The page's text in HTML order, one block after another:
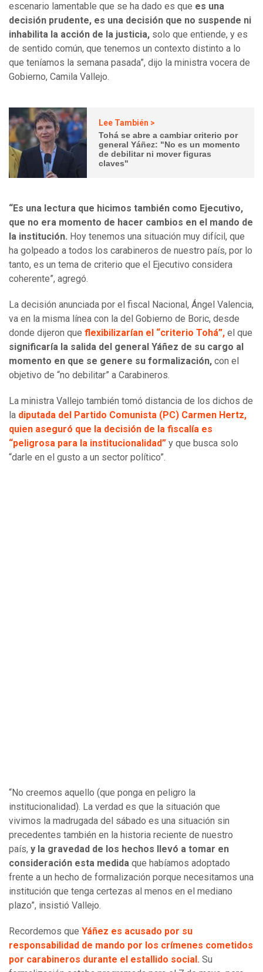
escenario lamentable que se ha dado es que es una
decisión prudente, es una decisión que no suspende ni
inhabilita la acción de la justicia, solo que entiende, y es
de sentido común, que tenemos un contexto distinto a lo
que teníamos la semana pasada”, dijo la ministra vocera de
Gobierno, Camila Vallejo.
Lee También >
Tohá se abre a cambiar criterio por
general Yáñez: "No es un momento
de debilitar ni mover figuras
claves"
“Es una lectura que hicimos también como Ejecutivo,
que no era momento de hacer cambios en el mando de
la institución. Hoy tenemos una situación muy difícil, que
ha golpeado a todos los carabineros de nuestro país, por lo
tanto, es un tema de criterio que el Ejecutivo considera
coherente”, agregó.
La decisión anunciada por el fiscal Nacional, Ángel Valencia,
va en la misma línea con la del Gobierno de Boric, desde
donde dijeron que flexibilizarían el “criterio Tohá”, el que
significaría la salida del general Yáñez de su cargo al
momento en que se genere su formalización, con el
objetivo de “no debilitar” a Carabineros.
La ministra Vallejo también tomó distancia de los dichos de
la diputada del Partido Comunista (PC) Carmen Hertz,
quien aseguró que la decisión de la fiscalía es
“peligrosa para la institucionalidad” y que busca solo
“darle en el gusto a un sector político”.
“No creemos aquello (que ponga en peligro la
institucionalidad). La verdad es que la situación que
vivimos la madrugada del sábado es una situación sin
precedentes también en la historia reciente de nuestro
país, y la gravedad de los hechos llevó a tomar en
consideración esta medida que habíamos adoptado
frente a un hecho de formalización porque necesitamos una
institución que tenga certezas al menos en el mediano
plazo”, insistió Vallejo.
Recordemos que Yáñez es acusado por su
responsabilidad de mando por los crímenes cometidos
por carabineros durante el estallido social. Su